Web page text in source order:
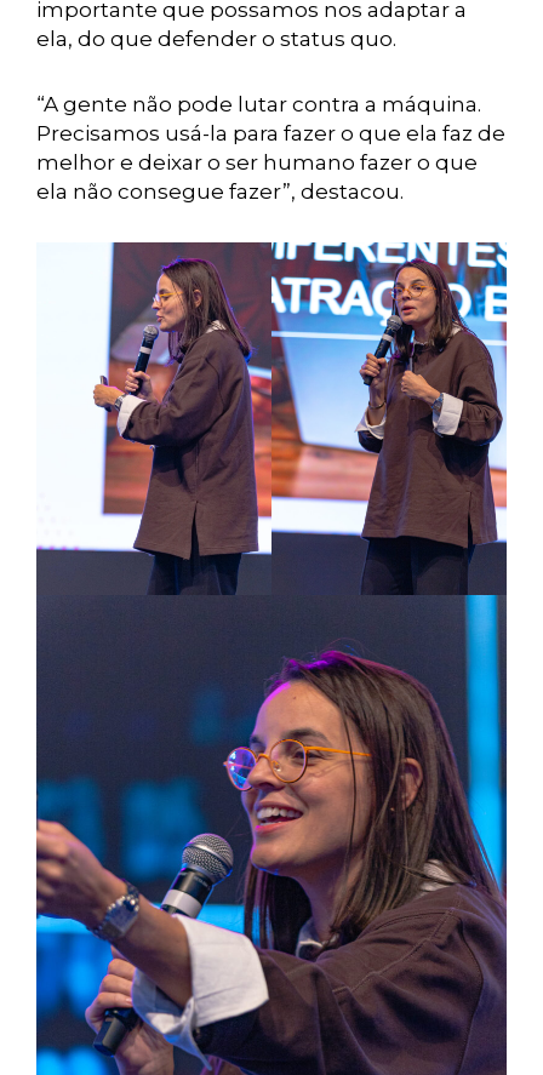
importante que possamos nos adaptar a
ela, do que defender o status quo.
“A gente não pode lutar contra a máquina.
Precisamos usá-la para fazer o que ela faz de
melhor e deixar o ser humano fazer o que
ela não consegue fazer”, destacou.